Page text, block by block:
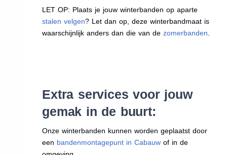
LET OP: Plaats je jouw winterbanden op aparte
stalen velgen? Let dan op, deze winterbandmaat is
waarschijnlijk anders dan die van dezomerbanden
Extra services voor jouw
gemak in de buurt:
Onze winterbanden kunnen worden geplaatst door
een bandenmontagepunt in Cabauw of in de